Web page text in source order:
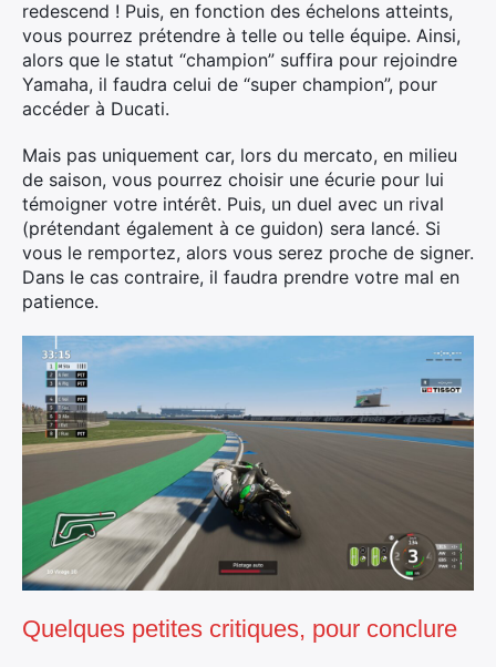
redescend ! Puis, en fonction des échelons atteints,
vous pourrez prétendre à telle ou telle équipe. Ainsi,
alors que le statut “champion” suffira pour rejoindre
Yamaha, il faudra celui de “super champion”, pour
accéder à Ducati.
Mais pas uniquement car, lors du mercato, en milieu
de saison, vous pourrez choisir une écurie pour lui
témoigner votre intérêt. Puis, un duel avec un rival
(prétendant également à ce guidon) sera lancé. Si
vous le remportez, alors vous serez proche de signer.
Dans le cas contraire, il faudra prendre votre mal en
patience.
Quelques petites critiques, pour conclure
Rechercher
: